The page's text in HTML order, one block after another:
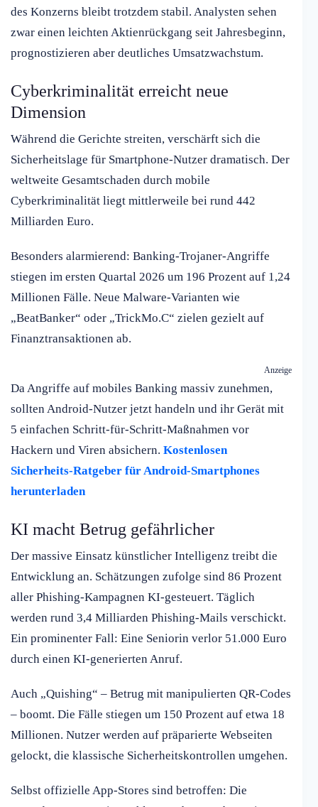
des Konzerns bleibt trotzdem stabil. Analysten sehen
zwar einen leichten Aktienrückgang seit Jahresbeginn,
prognostizieren aber deutliches Umsatzwachstum.
Cyberkriminalität erreicht neue
Dimension
Während die Gerichte streiten, verschärft sich die
Sicherheitslage für Smartphone-Nutzer dramatisch. Der
weltweite Gesamtschaden durch mobile
Cyberkriminalität liegt mittlerweile bei rund 442
Milliarden Euro.
Besonders alarmierend: Banking-Trojaner-Angriffe
stiegen im ersten Quartal 2026 um 196 Prozent auf 1,24
Millionen Fälle. Neue Malware-Varianten wie
„BeatBanker“ oder „TrickMo.C“ zielen gezielt auf
Finanztransaktionen ab.
Anzeige
Da Angriffe auf mobiles Banking massiv zunehmen,
sollten Android-Nutzer jetzt handeln und ihr Gerät mit
5 einfachen Schritt-für-Schritt-Maßnahmen vor
Hackern und Viren absichern. Kostenlosen
Sicherheits-Ratgeber für Android-Smartphones
herunterladen
KI macht Betrug gefährlicher
Der massive Einsatz künstlicher Intelligenz treibt die
Entwicklung an. Schätzungen zufolge sind 86 Prozent
aller Phishing-Kampagnen KI-gesteuert. Täglich
werden rund 3,4 Milliarden Phishing-Mails verschickt.
Ein prominenter Fall: Eine Seniorin verlor 51.000 Euro
durch einen KI-generierten Anruf.
Auch „Quishing“ – Betrug mit manipulierten QR-Codes
– boomt. Die Fälle stiegen um 150 Prozent auf etwa 18
Millionen. Nutzer werden auf präparierte Webseiten
gelockt, die klassische Sicherheitskontrollen umgehen.
Selbst offizielle App-Stores sind betroffen: Die